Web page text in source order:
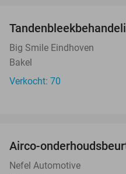
Big Smile Eindhoven
Bakel
Verkocht: 70
Airco-
Nefel Automotive